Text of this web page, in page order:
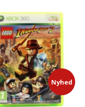
har
flere
varianter.
Mulighederne
kan
vælges
på
varesidenNyhed